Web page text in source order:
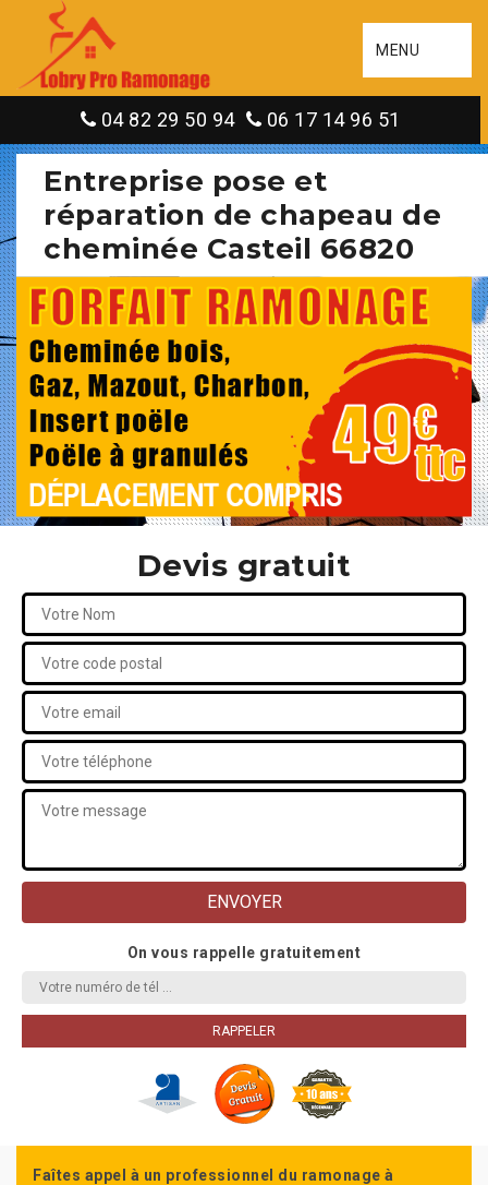
MENU
04 82 29 50 94 06 17 14 96 51
Entreprise pose et
réparation de chapeau de
cheminée Casteil 66820
Devis gratuit
On vous rappelle gratuitement
Faîtes appel à un professionnel du ramonage à